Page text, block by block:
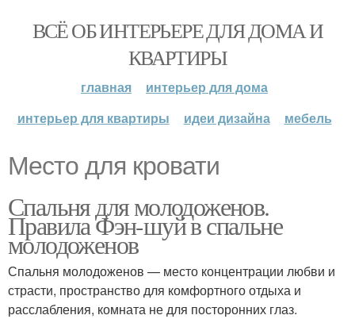
ВСЁ ОБ ИНТЕРЬЕРЕ ДЛЯ ДОМА И
КВАРТИРЫ
главная
интерьер для дома
интерьер для квартиры
идеи дизайна мебель
Место для кровати
Спальня для молодоженов.
Правила Фэн-шуй в спальне
молодоженов
Спальня молодоженов — место концентрации любви и
страсти, пространство для комфортного отдыха и
расслабления, комната не для посторонних глаз.